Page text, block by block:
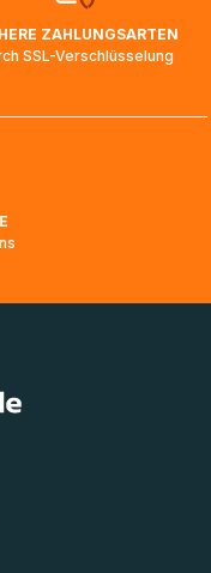
weiter
falls Ihr Paket
mehrere Tage
ZAHLUNGSARTEN
SSL-Verschlüsselung